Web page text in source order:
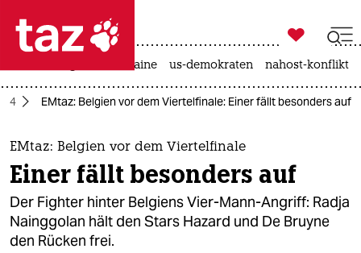
 taz zahl ich
taz zahl ich
themen
politik
öko

taz zahl ich
krieg in der ukraine us-demokraten nahost-konflikt
EMtaz: Belgien vor dem Viertelfinale: Einer fällt besonders auf
EMtaz: Belgien vor dem Viertelfinale
Einer fällt besonders auf
Der Fighter hinter Belgiens Vier-Mann-Angriff: Radja
Nainggolan hält den Stars Hazard und De Bruyne
den Rücken frei.